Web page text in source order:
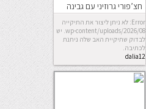
חצ’פורי גרוזיני עם גבינה
וביצהError: לא ניתן ליצור את התיקייה
wp-content/uploads/2026/08. יש
לבדוק שתיקיית האב שלה ניתנת
לכתיבה.
dalia12